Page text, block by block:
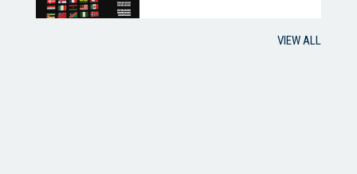
VIEW ALL